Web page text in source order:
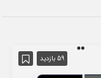
59 بازدید